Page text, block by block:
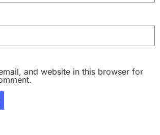
and website in this browser for